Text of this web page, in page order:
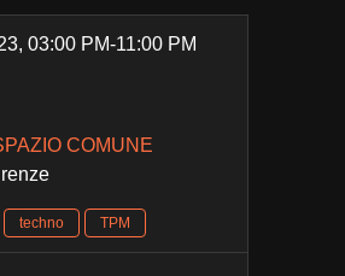
03:00 PM-11:00 PM
COMUNE
techno TPM